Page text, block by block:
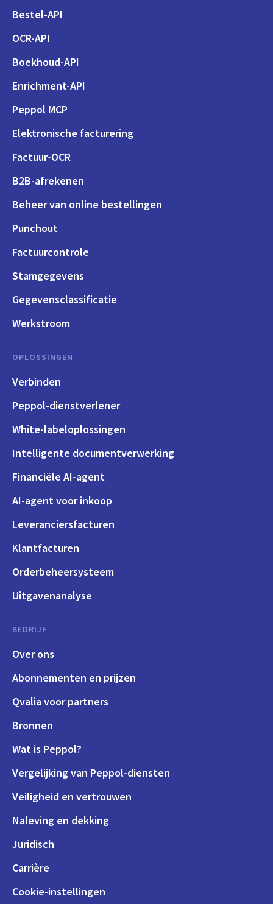
Bestel-API
OCR-API
Boekhoud-API
Enrichment-API
Peppol MCP
Elektronische facturering
Factuur-OCR
B2B-afrekenen
Beheer van online bestellingen
Punchout
Factuurcontrole
Stamgegevens
Gegevensclassificatie
Werkstroom
OPLOSSINGEN
Verbinden
Peppol-dienstverlener
White-labeloplossingen
Intelligente documentverwerking
Financiële AI-agent
AI-agent voor inkoop
Leveranciersfacturen
Klantfacturen
Orderbeheersysteem
Uitgavenanalyse
BEDRIJF
Over ons
Abonnementen en prijzen
Qvalia voor partners
Bronnen
Wat is Peppol?
Vergelijking van Peppol-diensten
Veiligheid en vertrouwen
Naleving en dekking
Juridisch
Carrière
Cookie-instellingen